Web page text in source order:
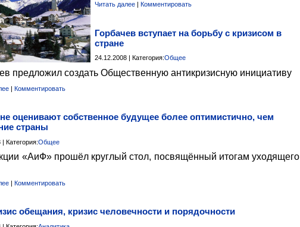
Читать далее Комментировать
Горбачев вступает на борьбу с кризисом в
стране
24.12.2008 | Категория:Общее
предложил создать Общественную антикризисную инициативу
| Комментировать
оценивают собственное будущее более оптимистично, чем
страны
Категория:Общее
«АиФ» прошёл круглый стол, посвящённый итогам уходящего
| Комментировать
обещания, кризис человечности и порядочности